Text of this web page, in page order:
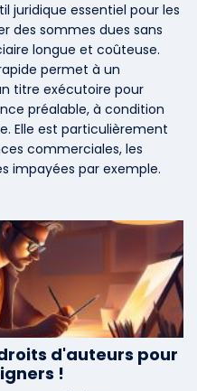
d'auteurs pour
!
juridique essentiel pour les
des sommes dues sans
longue et coûteuse.
permet à un
titre exécutoire pour
préalable, à condition
Elle est particulièrement
commerciales, les
impayées par exemple.